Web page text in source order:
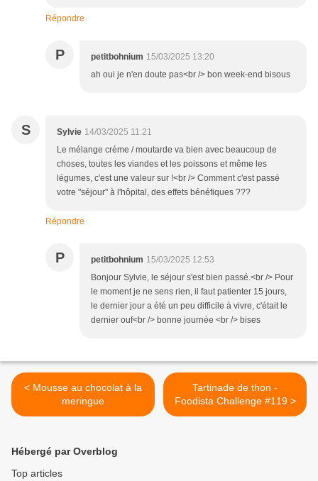
Répondre
P petitbohnium 15/03/2025 13:20
ah oui je n'en doute pas<br /> bon week-end bisous
S Sylvie 14/03/2025 11:21
Le mélange créme / moutarde va bien avec beaucoup de
choses, toutes les viandes et les poissons et même les
légumes, c'est une valeur sur !<br /> Comment c'est passé
votre "séjour" à l'hôpital, des effets bénéfiques ???
Répondre
P petitbohnium 15/03/2025 12:53
Bonjour Sylvie, le séjour s'est bien passé.<br /> Pour
le moment je ne sens rien, il faut patienter 15 jours,
le dernier jour a été un peu difficile à vivre, c'était le
dernier ouf<br /> bonne journée <br /> bises
< Mousse au chocolat à la
meringue
Tartinade de thon -
Foodista Challenge #119 >
Hébergé par Overblog
Top articles